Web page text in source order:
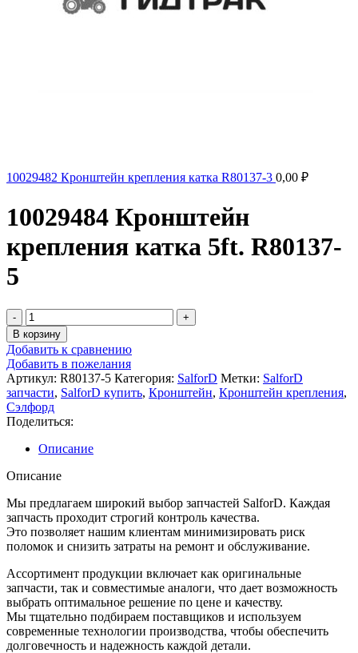
10029482 Кронштейн крепления катка R80137-3 0,00 ₽
10029484 Кронштейн
крепления катка 5ft. R80137-
5
Количество
товара
10029484
Кронштейн
крепления
катка
5ft.
R80137-
5
В корзину
Добавить к сравнению
Добавить в пожелания
Артикул: R80137-5 Категория: SalforD Метки: SalforD
запчасти, SalforD купить, Кронштейн, Кронштейн крепления,
Сэлфорд
Поделиться:
Описание
Описание
Мы предлагаем широкий выбор запчастей SalforD. Каждая
запчасть проходит строгий контроль качества.
Это позволяет нашим клиентам минимизировать риск
поломок и снизить затраты на ремонт и обслуживание.
Ассортимент продукции включает как оригинальные
запчасти, так и совместимые аналоги, что дает возможность
выбрать оптимальное решение по цене и качеству.
Мы тщательно подбираем поставщиков и используем
современные технологии производства, чтобы обеспечить
долговечность и надежность каждой детали.